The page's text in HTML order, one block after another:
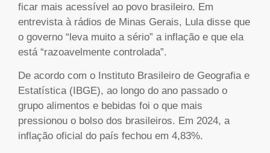
ficar mais acessível ao povo brasileiro. Em
entrevista à rádios de Minas Gerais, Lula disse que
o governo “leva muito a sério” a inflação e que ela
está “razoavelmente controlada”.
De acordo com o Instituto Brasileiro de Geografia e
Estatística (IBGE), ao longo do ano passado o
grupo alimentos e bebidas foi o que mais
pressionou o bolso dos brasileiros. Em 2024, a
inflação oficial do país fechou em 4,83%.